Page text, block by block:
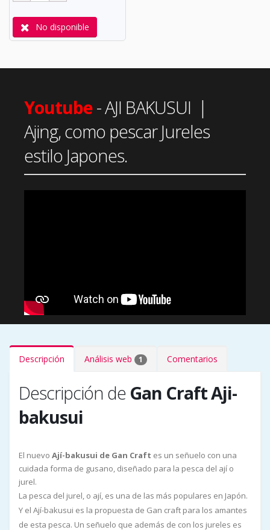
No disponible
Youtube- AJI BAKUSUI |
Ajing, como pescar Jureles
estilo Japones.
Descripción Análisis web 1 Comentarios
Descripción de Gan Craft Aji-
bakusui
El nuevo Ají-bakusui de Gan Craft es un señuelo con una
cuidada forma de gusano, diseñado para la pesca del ají o
jurel.
La pesca del jurel, o ají, es una de las más populares en Japón.
Y el Ají-bakusui es la propuesta de Gan craft para los amantes
de esta pesca. Un señuelo que además de con los jureles es